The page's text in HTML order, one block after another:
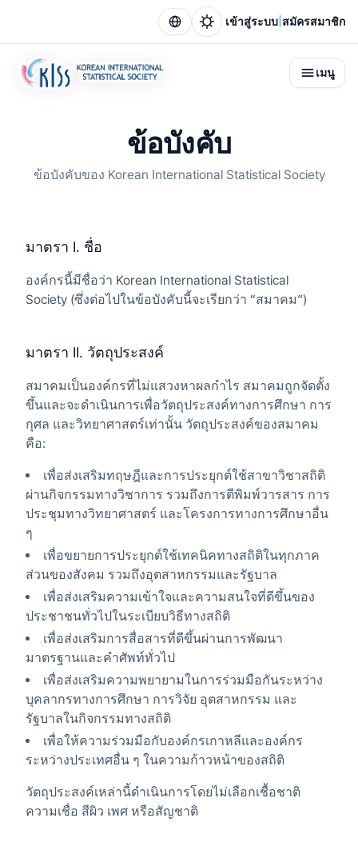
เข้าสู่ระบบ สมัครสมาชิก
เมนู
ข้อบังคับ
ข้อบังคับของ Korean International Statistical Society
มาตรา I. ชื่อ
องค์กรนี้มีชื่อว่า Korean International Statistical
Society (ซึ่งต่อไปในข้อบังคับนี้จะเรียกว่า “สมาคม”)
มาตรา II. วัตถุประสงค์
สมาคมเป็นองค์กรที่ไม่แสวงหาผลกำไร สมาคมถูกจัดตั้ง
ขึ้นและจะดำเนินการเพื่อวัตถุประสงค์ทางการศึกษา การ
กุศล และวิทยาศาสตร์เท่านั้น วัตถุประสงค์ของสมาคม
คือ:
เพื่อส่งเสริมทฤษฎีและการประยุกต์ใช้สาขาวิชาสถิติ
ผ่านกิจกรรมทางวิชาการ รวมถึงการตีพิมพ์วารสาร การ
ประชุมทางวิทยาศาสตร์ และโครงการทางการศึกษาอื่น
ๆ
เพื่อขยายการประยุกต์ใช้เทคนิคทางสถิติในทุกภาค
ส่วนของสังคม รวมถึงอุตสาหกรรมและรัฐบาล
เพื่อส่งเสริมความเข้าใจและความสนใจที่ดีขึ้นของ
ประชาชนทั่วไปในระเบียบวิธีทางสถิติ
เพื่อส่งเสริมการสื่อสารที่ดีขึ้นผ่านการพัฒนา
มาตรฐานและคำศัพท์ทั่วไป
เพื่อส่งเสริมความพยายามในการร่วมมือกันระหว่าง
บุคลากรทางการศึกษา การวิจัย อุตสาหกรรม และ
รัฐบาลในกิจกรรมทางสถิติ
เพื่อให้ความร่วมมือกับองค์กรเกาหลีและองค์กร
ระหว่างประเทศอื่น ๆ ในความก้าวหน้าของสถิติ
วัตถุประสงค์เหล่านี้ดำเนินการโดยไม่เลือกเชื้อชาติ
ความเชื่อ สีผิว เพศ หรือสัญชาติ